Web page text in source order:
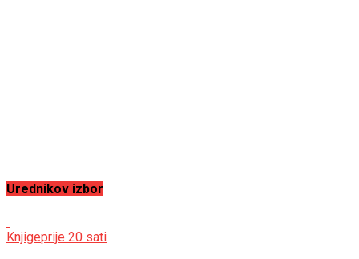
Urednikov izbor
Knjigeprije 20 sati